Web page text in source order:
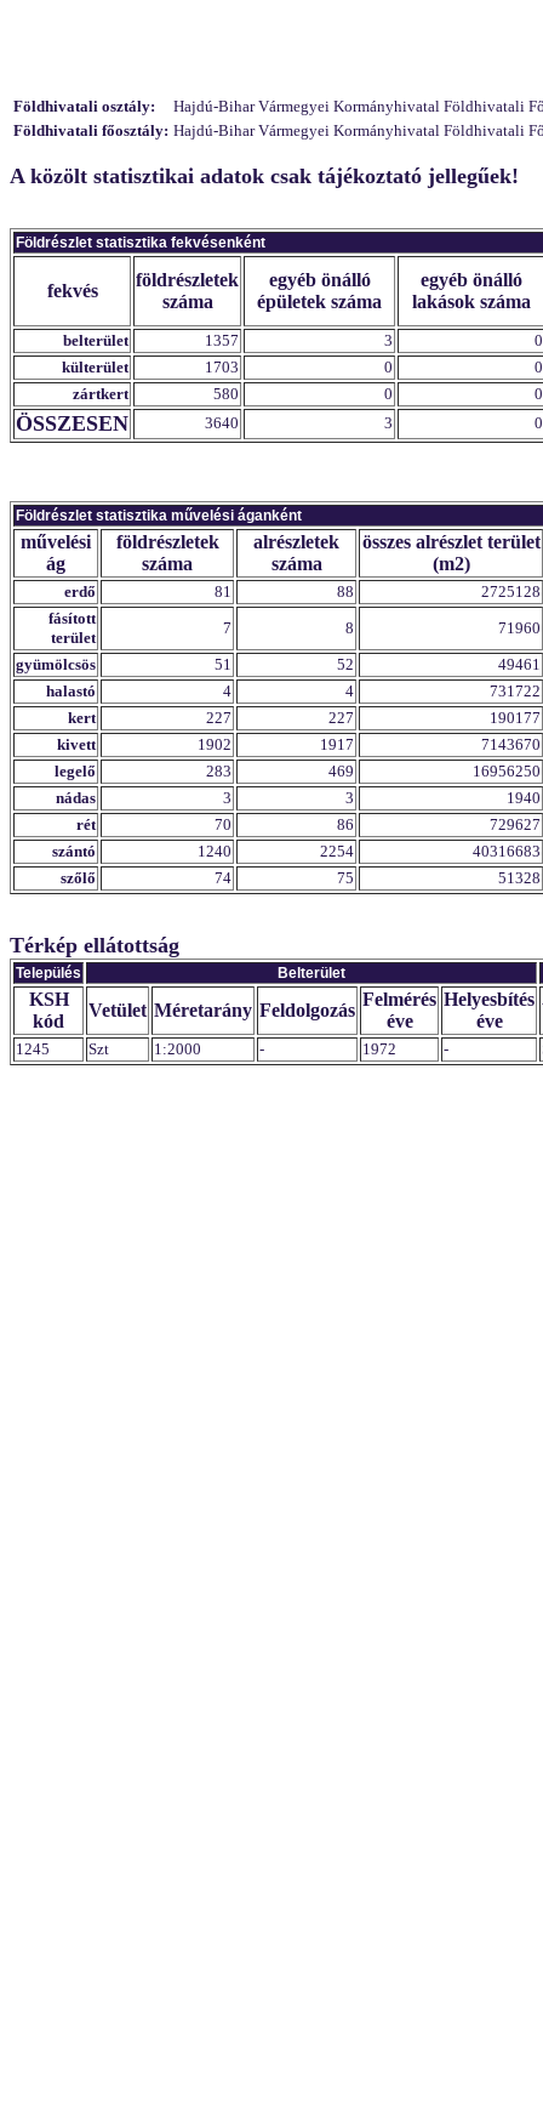
Földhivatali osztály:
Hajdú-Bihar Vármegyei Kormányhivatal Földhivatali
Földhivatali főosztály: Hajdú-Bihar Vármegyei Kormányhivatal Földhivatali
A közölt statisztikai adatok csak tájékoztató jellegűek!
Földrészlet statisztika fekvésenként
fekvés
földrészletek
száma
egyéb önálló
épületek száma
egyéb önálló
lakások száma
belterület 1357 3
0
külterület
1703 0
0
zártkert
580 0 0
ÖSSZESEN 3640 3 0
Földrészlet statisztika művelési áganként
művelési
ág
földrészletek
száma
alrészletek
száma
összes alrészlet terület
(m2)
erdő 81 88
2725128
fásított
terület
7 8
71960
gyümölcsös
51 52
49461
halastó
4 4
731722
kert
227 227
190177
kivett
1902 1917
7143670
legelő
283 469
16956250
nádas
3 3
1940
rét
70 86
729627
szántó
1240 2254
40316683
szőlő
74 75 51328
Térkép ellátottság
Település Belterület
KSH
kód
Vetület Méretarány Feldolgozás
Felmérés
éve
Helyesbítés
éve
1245 Szt 1:2000 - 1972 -